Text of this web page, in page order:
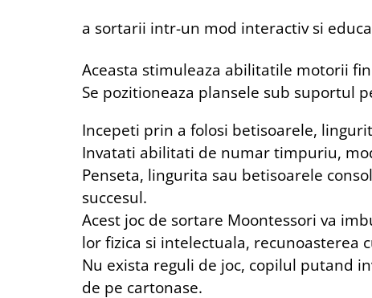
a sortarii intr-un mod interactiv si
Aceasta stimuleaza abilitatile motorii
Se pozitioneaza plansele sub suportul
Incepeti prin a folosi betisoarele,
Invatati abilitati de numar timpuriu,
Penseta, lingurita sau betisoarele
succesul.
Acest joc de sortare Moontessori va
lor fizica si intelectuala, recunoasterea
Nu exista reguli de joc, copilul putand
de pe cartonase.